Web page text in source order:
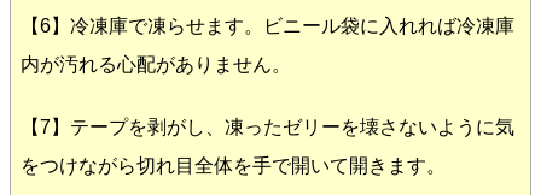
【6】冷凍庫で凍らせます。ビニール袋に入れれば冷凍庫
内が汚れる心配がありません。
【7】テープを剥がし、凍ったゼリーを壊さないように気
をつけながら切れ目全体を手で開いて開きます。